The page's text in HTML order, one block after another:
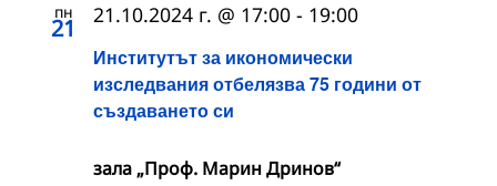
пн
21
Институтът за икономически
изследвания отбелязва 75 години от
създаването си
21.10.2024 г. @ 17:00 - 19:00
зала „Проф. Марин Дринов“